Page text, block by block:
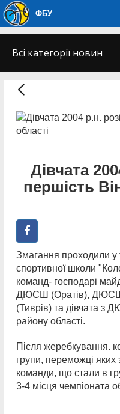
ФБУ
Всі категорії новин
Дівчата
першість
Змагання проходили у
спортивної школи
команд- господарі
ДЮСШ (Оратів), ДЮСШ
(Тиврів) та дівчата з
району області.
Після жеребкування.
групи, переможці яких
команди, що стали в
3-4 місця чемпіоната